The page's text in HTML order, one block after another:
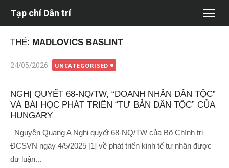
dung
Tạp chí Dân trí
THẺ: MADLOVICS BASLINT
Đăng
24/05/2026 UNCATEGORISED
NGHỊ QUYẾT 68-NQ/TW, “DOANH NHÂN DÂN TỘC”
VÀ BÀI HỌC PHÁT TRIỂN “TƯ BẢN DÂN TỘC” CỦA
HUNGARY
Nguyễn Quang A Nghị quyết 68-NQ/TW của Bộ Chính trị
ĐCSVN ngày 4/5/2025 [1] về phát triển kinh tế tư nhân được
dư luận...